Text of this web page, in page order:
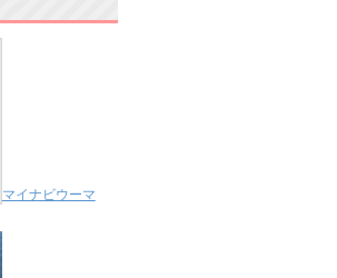
マイナビウーマ